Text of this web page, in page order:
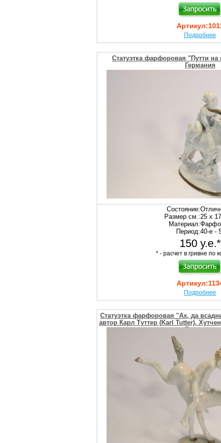
Артикул:
Подробнее
Статуэтка фарфоровая "Путти на
Германия
Состояние:
Размер см.:25 х 17
Материал:
Период:40-е -
150 у.е.*
* - расчет в гривне по
Артикул:
Подробнее
Статуэтка фарфоровая "Ах, да
автор Карл Туттер (Karl Tutter),
Германия